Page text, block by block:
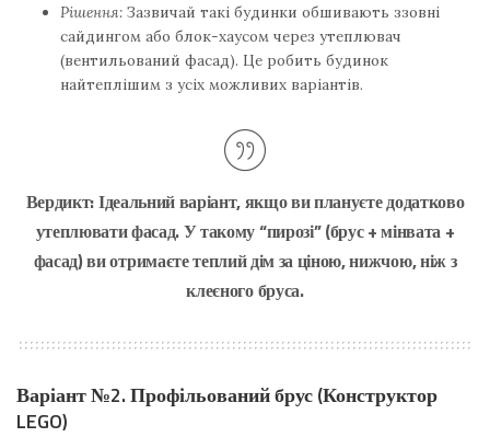
Рішення: Зазвичай такі будинки обшивають ззовні
сайдингом або блок-хаусом через утеплювач
(вентильований фасад). Це робить будинок
найтеплішим з усіх можливих варіантів.
Вердикт:Ідеальний варіант, якщо ви плануєте додатково
утеплювати фасад. У такому “пирозі” (брус + мінвата +
фасад) ви отримаєте теплий дім за ціною, нижчою, ніж з
клеєного бруса.
Варіант №2. Профільований брус (Конструктор
LEGO)